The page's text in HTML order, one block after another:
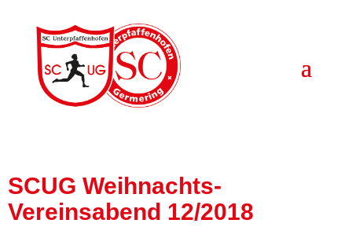
SCUG Weihnachts-
Vereinsabend 12/2018